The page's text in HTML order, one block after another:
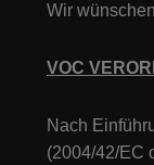
Wir
VOC
Nach
(2004/42/EC